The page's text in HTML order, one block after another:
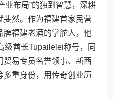
业布局”的独到智慧，深耕
斐然。作为福建首家民营
牌福建老酒的掌舵人，他
级酋长Tupailelei称号，同
贸易专员名誉领事、新西
多重身份，用传奇创业历